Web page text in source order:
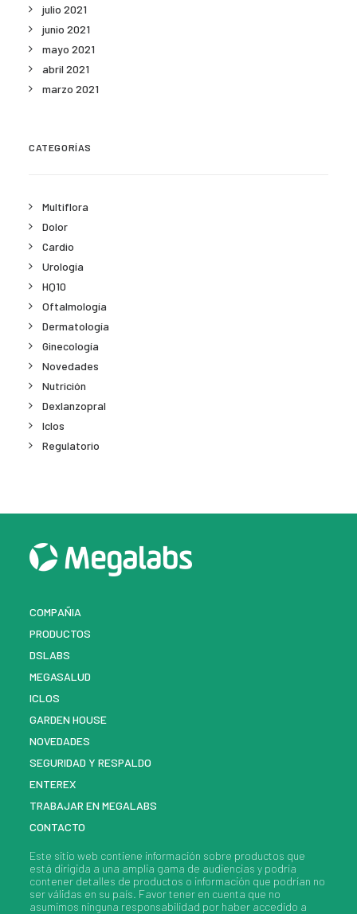
julio 2021
junio 2021
mayo 2021
abril 2021
marzo 2021
CATEGORÍAS
Multiflora
Dolor
Cardio
Urología
HQ10
Oftalmología
Dermatología
Ginecología
Novedades
Nutrición
Dexlanzopral
Iclos
Regulatorio
COMPAÑIA
PRODUCTOS
DSLABS
MEGASALUD
ICLOS
GARDEN HOUSE
NOVEDADES
SEGURIDAD Y RESPALDO
ENTEREX
TRABAJAR EN MEGALABS
CONTACTO
Este sitio web contiene información sobre productos que
está dirigida a una amplia gama de audiencias y podría
contener detalles de productos o información que podrían no
ser válidas en su país. Favor tener en cuenta que no
asumimos ninguna responsabilidad por haber accedido a